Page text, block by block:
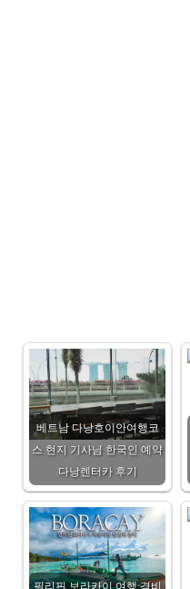
베트남 다낭호이안여행코
스 현지 기사님 한국인 예약
다낭렌터카 후기
필리핀 보라카이 여행 경비